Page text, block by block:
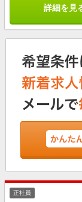
詳細を見
正社員